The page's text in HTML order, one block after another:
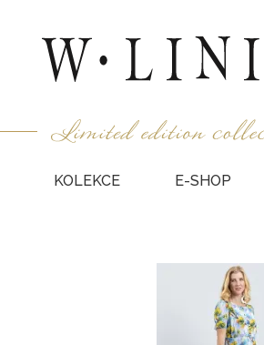
KOLEKCE E-SHOP